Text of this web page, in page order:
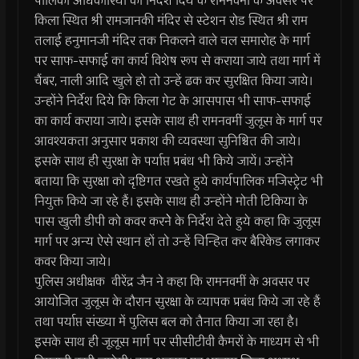
किला स्थित श्री रामजानकी मंदिर से स्टेशन रोड स्थित श्री राम
तलाई हनुमानजी मंदिर तक निकलने वाले चल समारोह के मार्ग
पर साफ-सफाई का कार्य विशेष रूप से कराया जाये तथा मार्ग में
चैंबर, नाली आदि खुले हो तो उन्हें ढक कर सुरक्षित किया जाये।
उन्होंने निर्देश दिये कि किला गेट के आसपास भी साफ-सफाई
का कार्य कराया जाये। इसके साथ ही रामनवमीं जुलूस के मार्ग पर
आवश्यकता अनुसार प्रकाश की व्यवस्था सुनिश्चित की जाये।
इसके साथ ही सुरक्षा के पर्याप्त प्रबंध भी किये जायें। उन्होंने
बताया कि सुरक्षा को दृष्टिगत रखते हुये कार्यपालिक मजिस्ट्रेट भी
नियुक्त किये जा रहे हैं। इसके साथ ही उन्होंने मोती टिकिया के
पास खुली डीपी को कवर करनेे के निर्देश देते हुये कहा कि जुलूस
मार्ग पर अन्य ऐसे स्थान हों तो उन्हें चिन्हित कर बैरिकेड लगाकर
कवर किया जाये।
पुलिस अधीक्षक वीरेंद्र जैन ने कहा कि रामनवमीं के अवसर पर
आयोजित जुलूस के दौरान सुरक्षा के व्यापक प्रबंध किये जा रहे हैं
तथा पर्याप्त संख्या में पुलिस बल को तैनात किया जा रहा है।
इसके साथ ही जूलूस मार्ग पर सीसीटीवी कैमरों के माध्यम से भी